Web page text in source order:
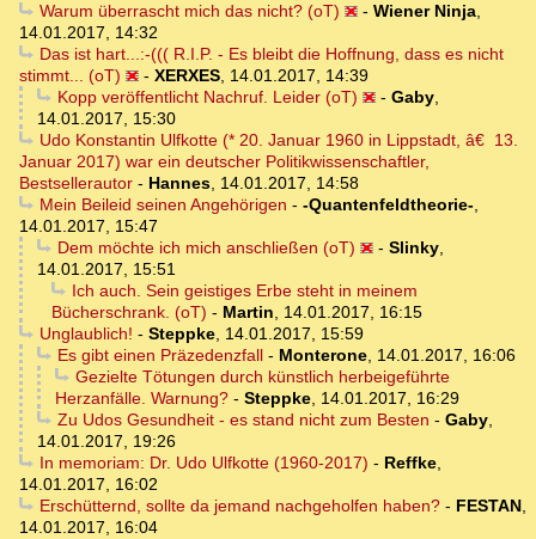
Warum überrascht mich das nicht? (oT)
- Wiener Ninja,
14.01.2017, 14:32
Das ist hart...:-((( R.I.P. - Es bleibt die Hoffnung, dass es nicht
stimmt... (oT)
- XERXES, 14.01.2017, 14:39
Kopp veröffentlicht Nachruf. Leider (oT)
- Gaby,
14.01.2017, 15:30
Udo Konstantin Ulfkotte (* 20. Januar 1960 in Lippstadt, â€ 13.
Januar 2017) war ein deutscher Politikwissenschaftler,
Bestsellerautor - Hannes, 14.01.2017, 14:58
Mein Beileid seinen Angehörigen - -Quantenfeldtheorie-,
14.01.2017, 15:47
Dem möchte ich mich anschließen (oT)
- Slinky,
14.01.2017, 15:51
Ich auch. Sein geistiges Erbe steht in meinem
Bücherschrank. (oT) - Martin, 14.01.2017, 16:15
Unglaublich! - Steppke, 14.01.2017, 15:59
Es gibt einen Präzedenzfall- Monterone, 14.01.2017, 16:06
Gezielte Tötungen durch künstlich herbeigeführte
Herzanfälle. Warnung? - Steppke, 14.01.2017, 16:29
Zu Udos Gesundheit - es stand nicht zum Besten - Gaby,
14.01.2017, 19:26
In memoriam: Dr. Udo Ulfkotte (1960-2017) - Reffke,
14.01.2017, 16:02
Erschütternd, sollte da jemand nachgeholfen haben?- FESTAN,
14.01.2017, 16:04